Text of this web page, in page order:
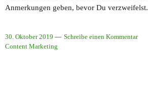
Anmerkungen geben, bevor Du verzweifelst.
30. Oktober 2019
Schreibe einen Kommentar
Content Marketing